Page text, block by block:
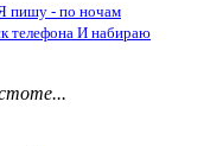
Я пишу - по ночам
телефона И набираю